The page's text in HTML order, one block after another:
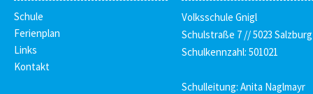
Schule
Ferienplan
Links
Kontakt
Volksschule Gnigl
Schulstraße 7 // 5023 Salzburg
Schulkennzahl: 501021
Schulleitung: Anita Naglmayr